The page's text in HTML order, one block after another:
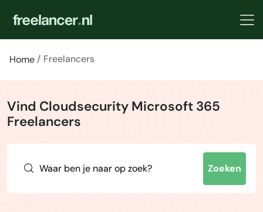
Home Freelancers
Vind Cloudsecurity Microsoft 365
Freelancers
Zoeken